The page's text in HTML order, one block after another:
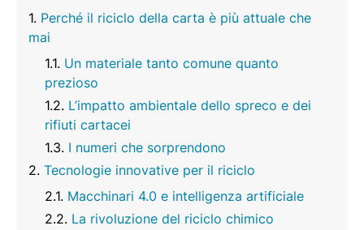
Perché il riciclo della carta è più attuale che
mai
Un materiale tanto comune quanto
prezioso
L’impatto ambientale dello spreco e dei
rifiuti cartacei
I numeri che sorprendono
Tecnologie innovative per il riciclo
Macchinari 4.0 e intelligenza artificiale
La rivoluzione del riciclo chimico